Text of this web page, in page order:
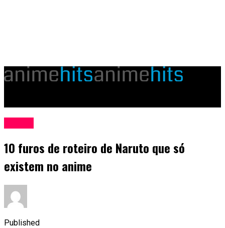
10 furos de roteiro de Naruto que só
existem no anime
Published